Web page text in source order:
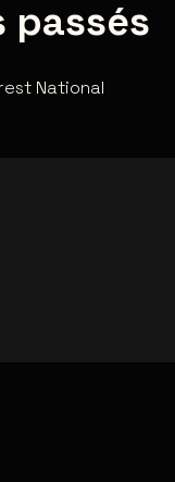
passés
National